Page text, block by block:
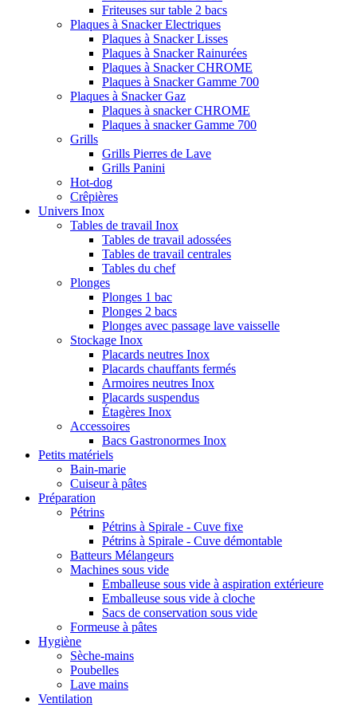
Friteuses sur table 2 bacs
Plaques à Snacker Electriques
Plaques à Snacker Lisses
Plaques à Snacker Rainurées
Plaques à Snacker CHROME
Plaques à Snacker Gamme 700
Plaques à Snacker Gaz
Plaques à snacker CHROME
Plaques à snacker Gamme 700
Grills
Grills Pierres de Lave
Grills Panini
Hot-dog
Crêpières
Univers Inox
Tables de travail Inox
Tables de travail adossées
Tables de travail centrales
Tables du chef
Plonges
Plonges 1 bac
Plonges 2 bacs
Plonges avec passage lave vaisselle
Stockage Inox
Placards neutres Inox
Placards chauffants fermés
Armoires neutres Inox
Placards suspendus
Étagères Inox
Accessoires
Bacs Gastronormes Inox
Petits matériels
Bain-marie
Cuiseur à pâtes
Préparation
Pétrins
Pétrins à Spirale - Cuve fixe
Pétrins à Spirale - Cuve démontable
Batteurs Mélangeurs
Machines sous vide
Emballeuse sous vide à aspiration extérieure
Emballeuse sous vide à cloche
Sacs de conservation sous vide
Formeuse à pâtes
Hygiène
Sèche-mains
Poubelles
Lave mains
Ventilation